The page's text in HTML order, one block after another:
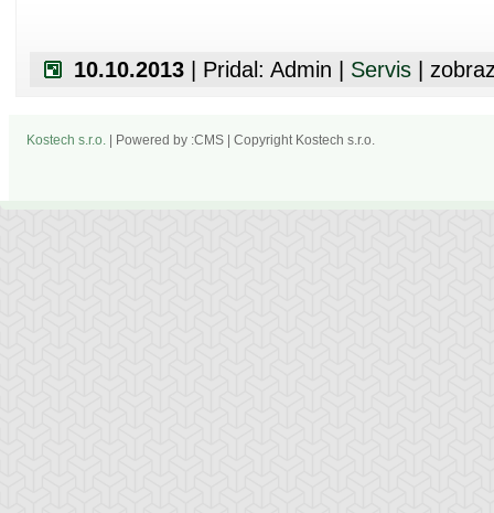
10.10.2013 | Pridal: Admin | Servis |
Kostech s.r.o. | Powered by :CMS | Copyright Kostech s.r.o.